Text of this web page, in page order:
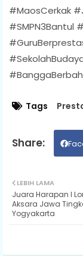
#MaosCerkak
#SMPN3Bantul
Tags
LEBIH LAMA
Juara Harapan I
Aksara Jawa
Yogyakarta